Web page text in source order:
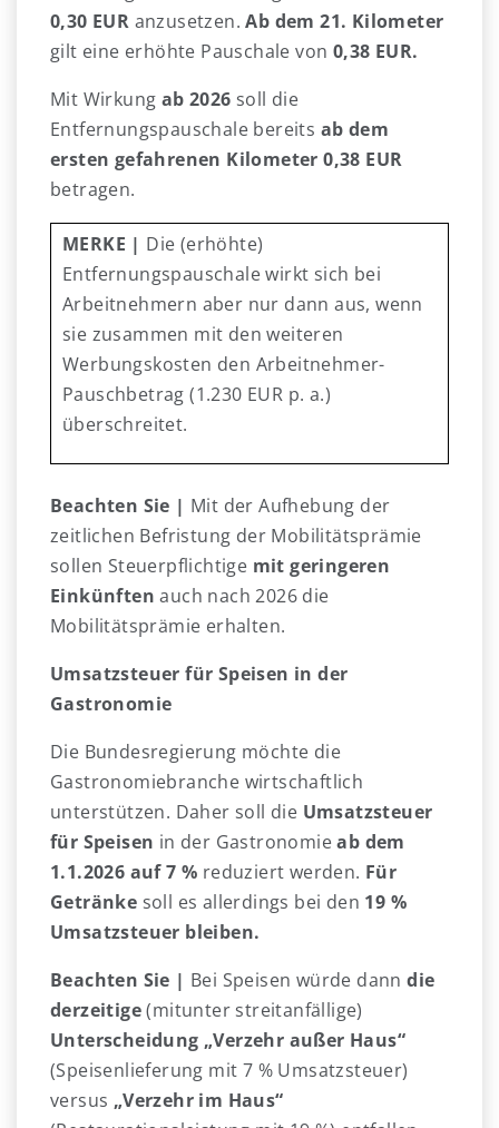
0,30 EUR anzusetzen.Ab dem 21. Kilometer
gilt eine erhöhte Pauschale von 0,38 EUR.
Mit Wirkung ab 2026 soll die
Entfernungspauschale bereits ab dem
ersten gefahrenen Kilometer 0,38 EUR
betragen.
MERKE | Die (erhöhte)
Entfernungspauschale wirkt sich bei
Arbeitnehmern aber nur dann aus, wenn
sie zusammen mit den weiteren
Werbungskosten den Arbeitnehmer-
Pauschbetrag (1.230 EUR p. a.)
überschreitet.
Beachten Sie | Mit der Aufhebung der
zeitlichen Befristung der Mobilitätsprämie
sollen Steuerpflichtige mit geringeren
Einkünften auch nach 2026 die
Mobilitätsprämie erhalten.
Umsatzsteuer für Speisen in der
Gastronomie
Die Bundesregierung möchte die
Gastronomiebranche wirtschaftlich
unterstützen. Daher soll die Umsatzsteuer
für Speisen in der Gastronomieab dem
1.1.2026 auf 7 % reduziert werden. Für
Getränke soll es allerdings bei den 19 %
Umsatzsteuer bleiben.
Beachten Sie | Bei Speisen würde danndie
derzeitige(mitunter streitanfällige)
Unterscheidung „Verzehr außer Haus“
(Speisenlieferung mit 7 % Umsatzsteuer)
versus „Verzehr im Haus“